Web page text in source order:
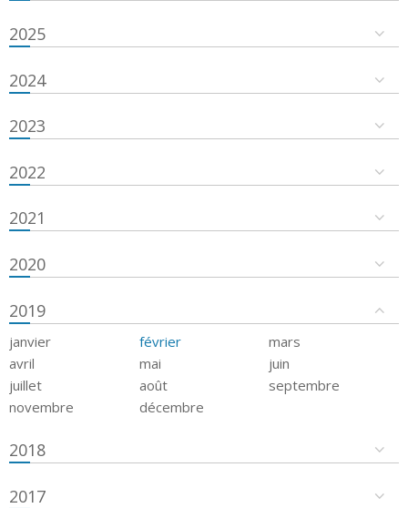
2025
2024
2023
2022
2021
2020
2019
janvier février
mars
avril
mai
juin
juillet
août
septembre
novembre
décembre
2018
2017